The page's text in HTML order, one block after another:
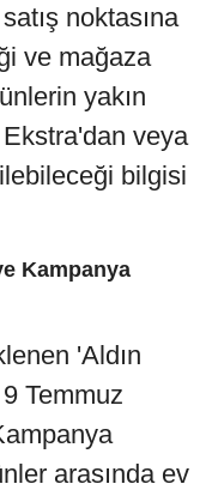
noktasına
ve mağaza
yakın
veya
bilgisi
Kampanya
'Aldın
Temmuz
arasında ev